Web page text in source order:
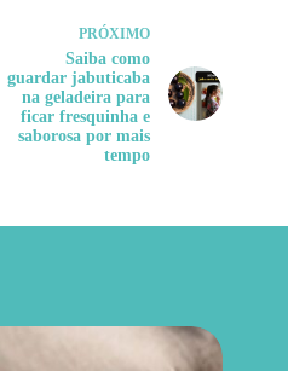
PRÓXIMO
Saiba como
guardar jabuticaba
na geladeira para
ficar fresquinha e
saborosa por mais
tempo